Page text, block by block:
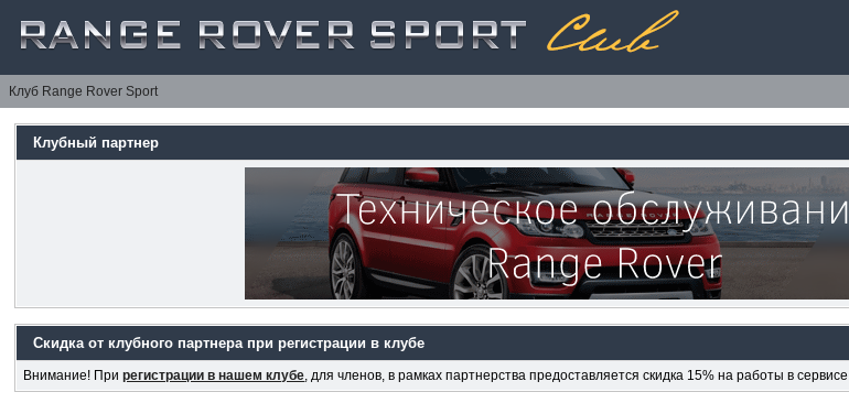
Клуб Range Rover Sport
Клубный партнер
Скидка от клубного партнера при регистрации в клубе
Внимание! Прирегистрации в нашем клубе, для членов, в рамках партнерства предоставляется скидка 15% на работы в сервисе